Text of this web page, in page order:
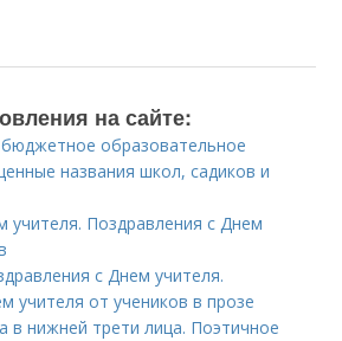
на сайте:
бюджетное образовательное
названия школ, садиков и
учителя. Поздравления с Днем
с Днем учителя.
учителя от учеников в прозе
в нижней трети лица. Поэтичное